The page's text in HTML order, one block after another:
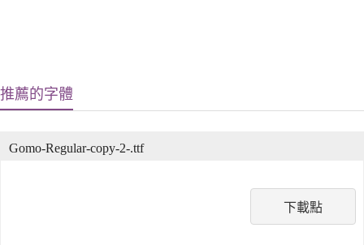
推薦的字體
下載點
Gomo-Regular-copy-2-.ttf